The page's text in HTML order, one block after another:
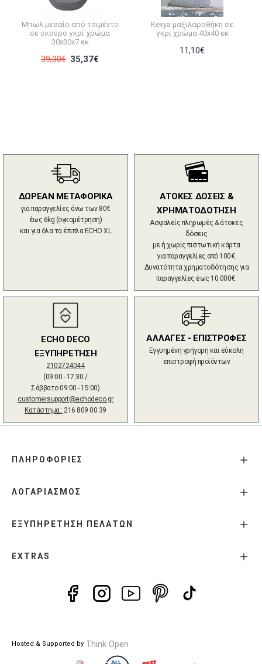
Μπωλ μεσαίο από τσιμέντο
σε σκούρο γκρι χρώμα
30x30x7 εκ
39,30€ 35,37€
Kevya μαξιλαροθήκη σε
γκρι χρώμα 40x40 εκ
11,10€
ΔΩΡΕΑΝ ΜΕΤΑΦΟΡΙΚΑ
για παραγγελίες άνω των 80€
έως 6kg (ογκομέτρηση)
και για όλα τα έπιπλα ECHO XL
ΑΤΟΚΕΣ ΔΟΣΕΙΣ &
ΧΡΗΜΑΤΟΔΟΤΗΣΗ
Ασφαλείς πληρωμές & άτοκες
δόσεις
με ή χωρίς πιστωτική κάρτα
για παραγγελίες από 100€.
Δυνατότητα χρηματοδότησης για
παραγγελίες έως 10.000€.
ECHO DECO
ΕΞΥΠΗΡΕΤΗΣΗ
2102724044
(09:00 - 17:30 /
Σάββατο 09:00 - 15:00)
customersupport@echodeco.gr
Κατάστημα : 216 809 00 39
ΑΛΛΑΓΕΣ - ΕΠΙΣΤΡΟΦΕΣ
Εγγυημένη γρήγορη και εύκολη
επιστροφή προϊόντων
ΠΛΗΡΟΦΟΡΙΕΣ
ΛΟΓΑΡΙΑΣΜΟΣ
ΕΞΥΠΗΡΕΤΗΣΗ ΠΕΛΑΤΩΝ
EXTRAS
Hosted & Supported by Think Open